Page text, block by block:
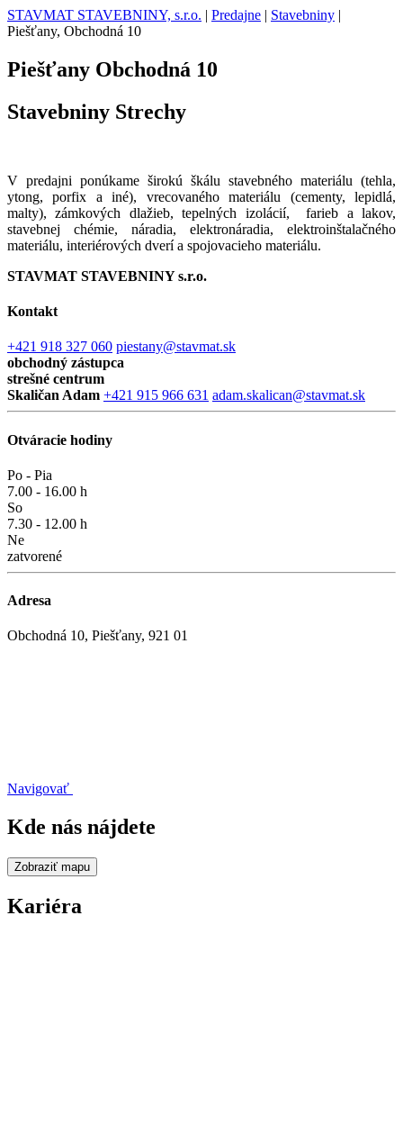
STAVMAT STAVEBNINY, s.r.o. | Predajne | Stavebniny |
Piešťany, Obchodná 10
Piešťany Obchodná 10
Stavebniny Strechy
V predajni ponúkame širokú škálu stavebného materiálu (tehla,
ytong, porfix a iné), vrecovaného materiálu (cementy, lepidlá,
malty), zámkových dlažieb, tepelných izolácií, farieb a lakov,
stavebnej chémie, náradia, elektronáradia, elektroinštalačného
materiálu, interiérových dverí a spojovacieho materiálu.
STAVMAT STAVEBNINY s.r.o.
Kontakt
+421 918 327 060 piestany@stavmat.sk
obchodný zástupca
strešné centrum
Skaličan Adam +421 915 966 631 adam.skalican@stavmat.sk
Otváracie hodiny
Po - Pia
7.00 - 16.00 h
So
7.30 - 12.00 h
Ne
zatvorené
Adresa
Obchodná 10, Piešťany, 921 01
Navigovať
Kde nás nájdete
Zobraziť mapu
Kariéra